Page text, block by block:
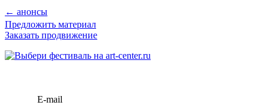
← анонсы
Предложить материал
Заказать продвижение
E-mail